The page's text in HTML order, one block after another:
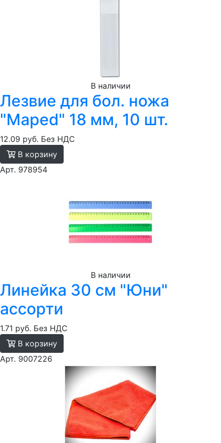
В наличии
Лезвие для бол. ножа
"Maped" 18 мм, 10 шт.
12.09 руб. Без НДС
В корзину
Арт. 978954
В наличии
Линейка 30 см "Юни"
ассорти
1.71 руб. Без НДС
В корзину
Арт. 9007226